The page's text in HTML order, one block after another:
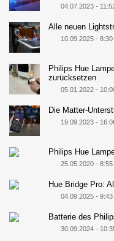
04.07.2023 -
Alle neuen
10.09.2025 -
Philips Hue
zurücksetzen
05.01.2022 -
Die Matter-
19.09.2023 -
Philips Hue
25.05.2020 -
Hue Bridge Pro:
04.09.2025 -
Batterie des
30.09.2024 -